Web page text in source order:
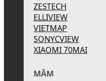
ZESTECH
ELLIVIEW
VIETMAP
SONYCVIEW
XIAOMI 70MAI
MÂM